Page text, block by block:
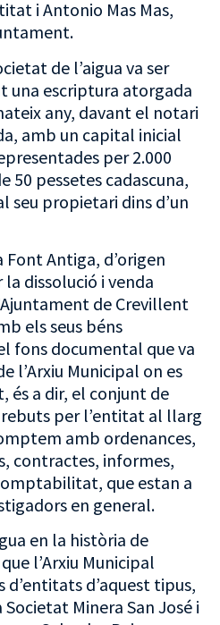
i Antonio Mas Mas,
de l’aigua va ser
una escriptura atorgada
any, davant el notari
amb un capital inicial
per 2.000
50 pessetes cadascuna,
seu propietari dins d’un
Antiga, d’origen
dissolució i venda
de Crevillent
els seus béns
fons documental que va
l’Arxiu Municipal on es
és a dir, el conjunt de
per l’entitat al llarg
amb ordenances,
contractes, informes,
que estan a
en general.
en la història de
l’Arxiu Municipal
d’aquest tipus,
Minera San José i